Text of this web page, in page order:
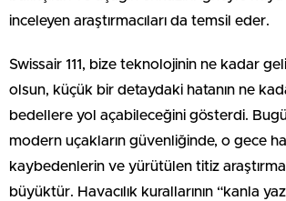
inceleyen araştırmacıları da temsil eder.
Swissair 111, bize teknolojinin ne kadar
olsun, küçük bir detaydaki hatanın ne
bedellere yol açabileceğini gösterdi.
modern uçakların güvenliğinde, o gece
kaybedenlerin ve yürütülen titiz
büyüktür. Havacılık kurallarının “kanla